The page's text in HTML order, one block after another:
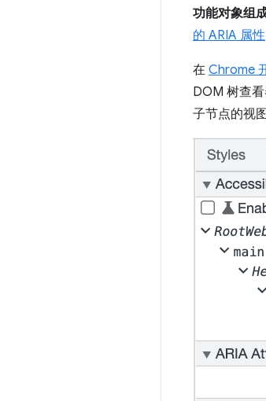
功能对象组
的 ARIA 属性
在 Chrome
DOM 树查
子节点的视图